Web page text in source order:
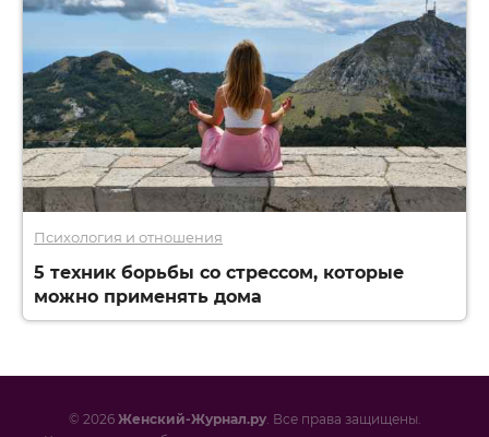
Психология и отношения
5 техник борьбы со стрессом, которые
можно применять дома
© 2026 Женский-Журнал.ру. Все права защищены.